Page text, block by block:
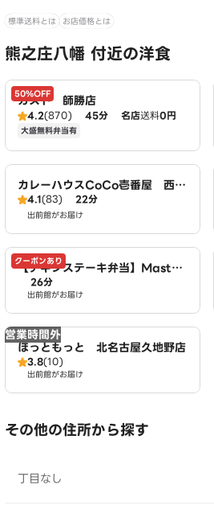
標準送料とは お店価格とは
熊之庄八幡 付近の洋食
50%OFF
ガスト 師勝店
4.2(870) 45分 名店送料0円
大盛無料弁当有
カレーハウスCoCo壱番屋 西春
店（SD）
4.1(83) 22分
出前館がお届け
クーポンあり
【チキンステーキ弁当】Master
Of Chicken～豊山店～
26分
出前館がお届け
営業時間外
ほっともっと 北名古屋久地野店
3.8(10)
出前館がお届け
その他の住所から探す
丁目なし